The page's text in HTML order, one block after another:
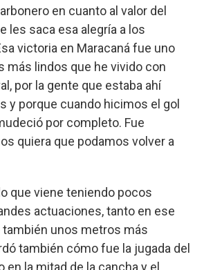
en cuanto al valor del
les saca esa alegría a los
victoria en Maracaná fue uno
más lindos que he vivido con
por la gente que estaba ahí
y porque cuando hicimos el gol
por completo. Fue
quiera que podamos volver a
que viene teniendo pocos
actuaciones, tanto en ese
unos metros más
también cómo fue la jugada del
en la mitad de la cancha y el